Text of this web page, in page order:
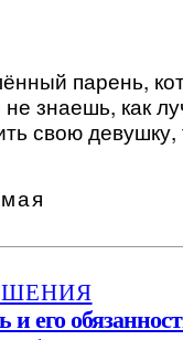
парень,
знаешь, как
свою девушку,
его